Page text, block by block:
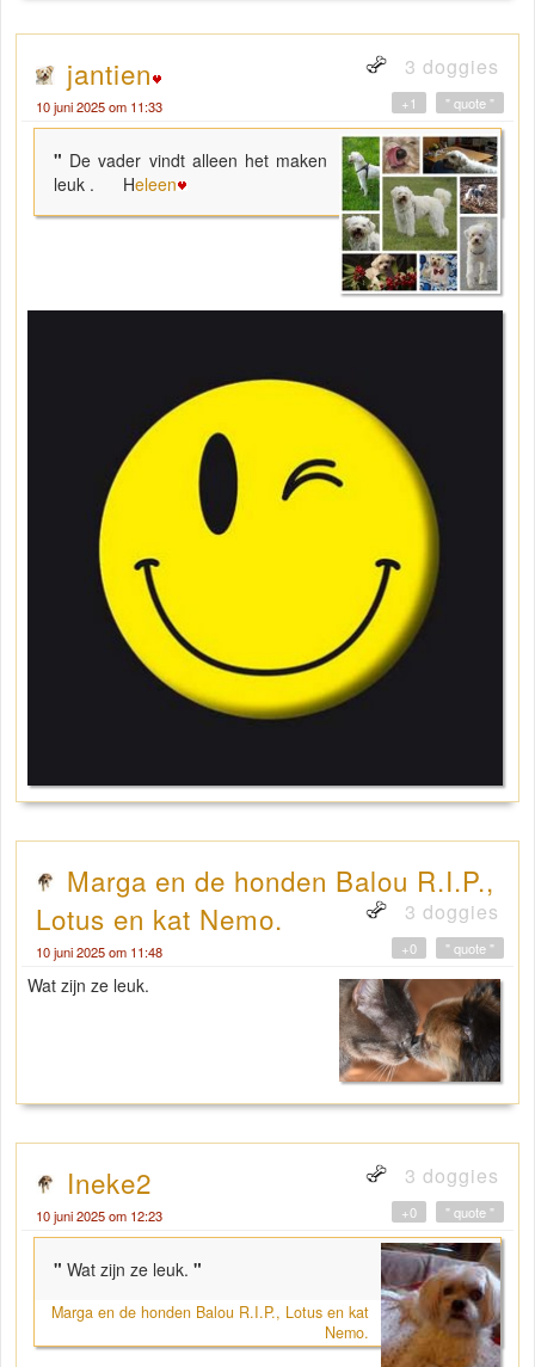
jantien 3 doggies
10 juni 2025 om 11:33 " quote "
+1
" De vader vindt alleen het maken
leuk . Heleen
Marga en de honden Balou R.I.P.,
Lotus en kat Nemo.
3 doggies
10 juni 2025 om 11:48 " quote "
+0
Wat zijn ze leuk.
Ineke2 3 doggies
10 juni 2025 om 12:23 " quote "
+0
" Wat zijn ze leuk. "
Marga en de honden Balou R.I.P., Lotus en kat
Nemo.